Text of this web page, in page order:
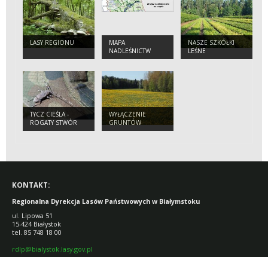
LASY REGIONU
MAPA
NADLEŚNICTW
NASZE SZKÓŁKI
LEŚNE
TYCZ CIEŚLA -
ROGATY STWÓR
WYŁĄCZENIE
GRUNTÓW
LEŚNYCH Z
KONTAKT:
Regionalna Dyrekcja Lasów Państwowych w Białymstoku
ul. Lipowa 51
15-424 Białystok
tel. 85 748 18 00
rdlp@bialystok.lasy.gov.pl